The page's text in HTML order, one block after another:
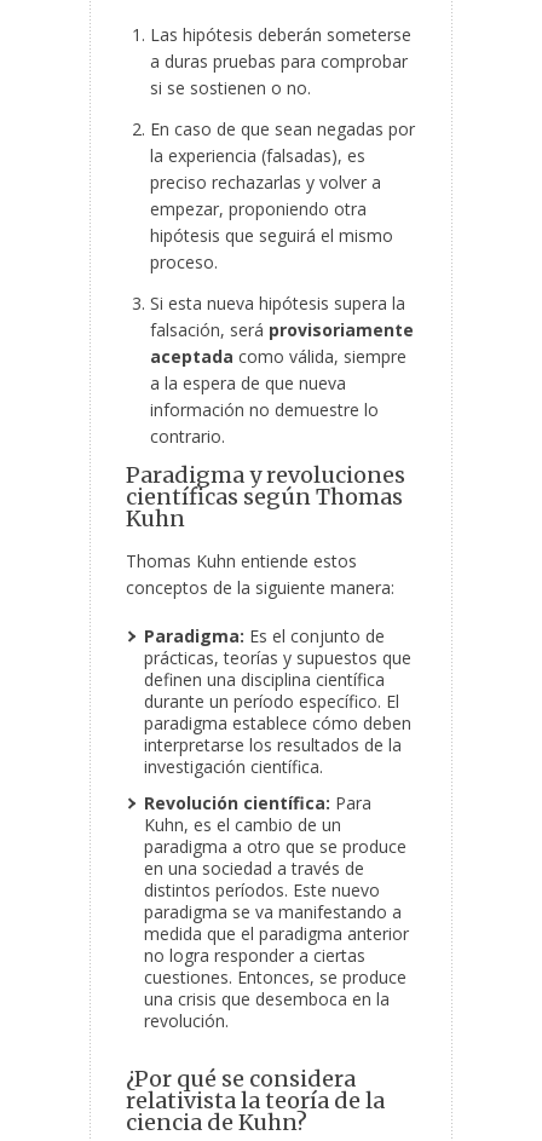
Las hipótesis deberán someterse
a duras pruebas para comprobar
si se sostienen o no.
En caso de que sean negadas por
la experiencia (falsadas), es
preciso rechazarlas y volver a
empezar, proponiendo otra
hipótesis que seguirá el mismo
proceso.
Si esta nueva hipótesis supera la
falsación, será provisoriamente
aceptada como válida, siempre
a la espera de que nueva
información no demuestre lo
contrario.
Paradigma y revoluciones
científicas según Thomas
Kuhn
Thomas Kuhn entiende estos
conceptos de la siguiente manera:
Paradigma: Es el conjunto de
prácticas, teorías y supuestos que
definen una disciplina científica
durante un período específico. El
paradigma establece cómo deben
interpretarse los resultados de la
investigación científica.
Revolución científica: Para
Kuhn, es el cambio de un
paradigma a otro que se produce
en una sociedad a través de
distintos períodos. Este nuevo
paradigma se va manifestando a
medida que el paradigma anterior
no logra responder a ciertas
cuestiones. Entonces, se produce
una crisis que desemboca en la
revolución.
¿Por qué se considera
relativista la teoría de la
ciencia de Kuhn?